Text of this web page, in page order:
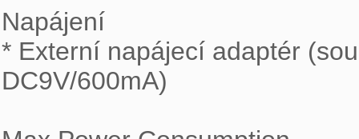
Napájení
* Externí napájecí adaptér
DC9V/600mA)